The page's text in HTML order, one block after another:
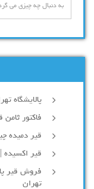
پالایشگاه
فاکتور ثامن قیر | قیمت
قیر دمیده
قیر اکسیده |
تهران